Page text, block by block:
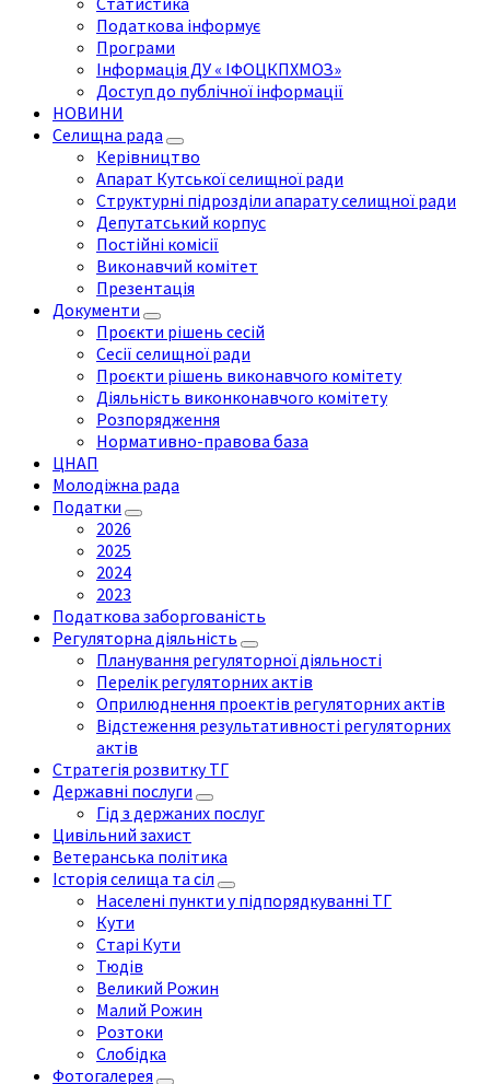
Податкова інформує
Програми
Інформація ДУ « ІФОЦКПХМОЗ»
Доступ до публічної інформації
НОВИНИ
Селищна рада
Керівництво
Апарат Кутської селищної ради
Структурні підрозділи апарату селищної ради
Депутатський корпус
Постійні комісії
Виконавчий комітет
Презентація
Документи
Проєкти рішень сесій
Сесії селищної ради
Проєкти рішень виконавчого комітету
Діяльність виконконавчого комітету
Розпорядження
Нормативно-правова база
ЦНАП
Молодіжна рада
Податки
2026
2025
2024
2023
Податкова заборгованість
Регуляторна діяльність
Планування регуляторної діяльності
Перелік регуляторних актів
Оприлюднення проектів регуляторних актів
Відстеження результативності регуляторних
актів
Стратегія розвитку ТГ
Державні послуги
Гід з держаних послуг
Цивільний захист
Ветеранська політика
Історія селища та сіл
Населені пункти у підпорядкуванні ТГ
Кути
Старі Кути
Тюдів
Великий Рожин
Малий Рожин
Розтоки
Слобідка
Фотогалерея